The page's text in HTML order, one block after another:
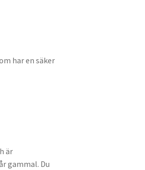
har en säker
är
gammal. Du